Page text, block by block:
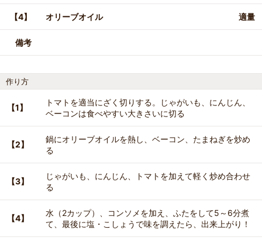
【4】 オリーブオイル 適量
備考
作り方
【1】
トマトを適当にざく切りする。じゃがいも、にんじん、
ベーコンは食べやすい大きさいに切る
【2】
鍋にオリーブオイルを熱し、ベーコン、たまねぎを炒め
る
【3】
じゃがいも、にんじん、トマトを加えて軽く炒め合わせ
る
【4】
水（2カップ）、コンソメを加え、ふたをして5～6分煮
て、最後に塩・こしょうで味を調えたら、出来上がり！